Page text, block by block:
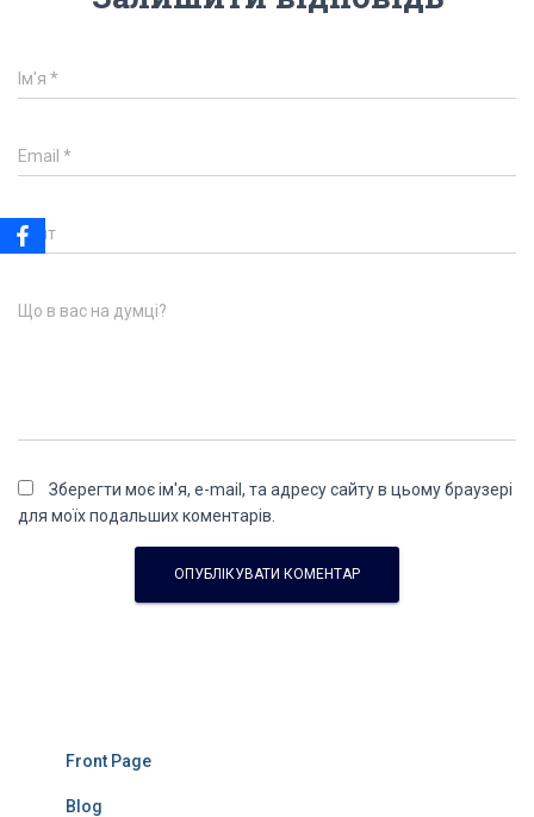
Ім'я *
Email *
Сайт
Що в вас на думці?
Зберегти моє ім'я, e-mail, та адресу сайту в цьому браузері
для моїх подальших коментарів.
Front Page
Blog